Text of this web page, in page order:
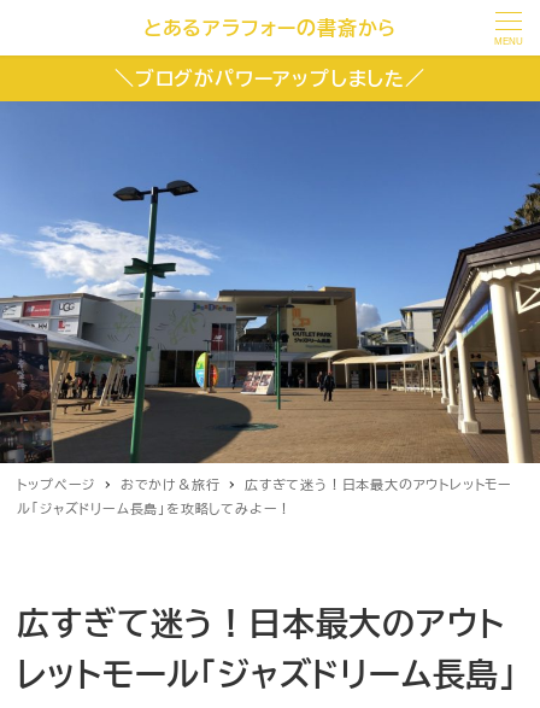
とあるアラフォーの書斎から
MENU
＼ブログがパワーアップしました／
トップページ おでかけ＆旅行
広すぎて迷う！日本最大のアウトレットモー
ル「ジャズドリーム長島」を攻略してみよー！
広すぎて迷う！日本最大のアウト
レットモール「ジャズドリーム長島」